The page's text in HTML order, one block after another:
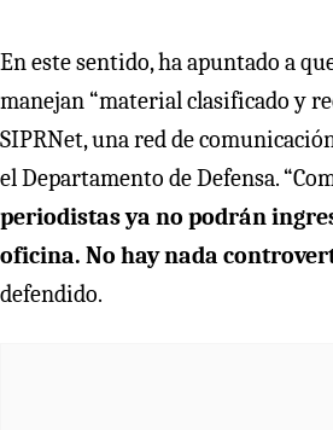
En este sentido, ha apuntado a
manejan “material clasificado y
SIPRNet, una red de
el Departamento de Defensa.
periodistas ya no podrán
oficina. No hay nada
defendido.